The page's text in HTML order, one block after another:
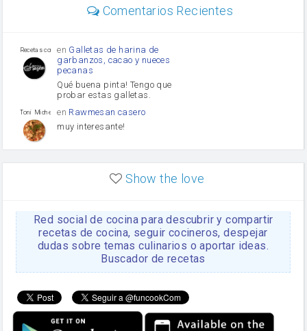
Comentarios Recientes
Recetas con sazon
en Galletas de harina de
garbanzos, cacao y nueces
pecanas
Qué buena pinta! Tengo que
probar estas galletas.
Toni Michel Caubet
en Rawmesan casero
muy interesante!
enLasaña casera fácil y
HOJALDROSA TV
enGachas de la abuela
Rosa
https://youtu.be/Mz69gcVO3sI
Rosa enReceta Del Bizcocho
Disculpa. En la foto aparece
el bizcocho de xoco y en el
apartado de los ingredientes
Show the love
Red social de cocina para descubrir y compartir
recetas de cocina, seguir cocineros, despejar
dudas sobre temas culinarios o aportar ideas.
Buscador de recetas